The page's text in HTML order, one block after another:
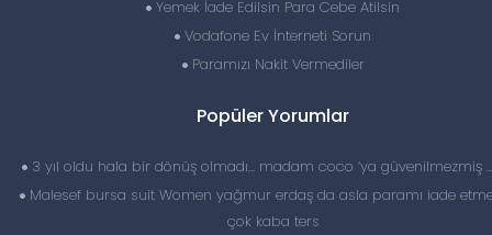
Yemek İade Edilsin Para Cebe Atilsin
Vodafone Ev İnterneti Sorun
Paramızı Nakit Vermediler
Popüler Yorumlar
3 yıl oldu hala bir dönüş olmadı… madam coco ‘ya güvenilmezmiş
Malesef bursa suit Women yağmur erdaş da asla paramı iade
çok kaba ters